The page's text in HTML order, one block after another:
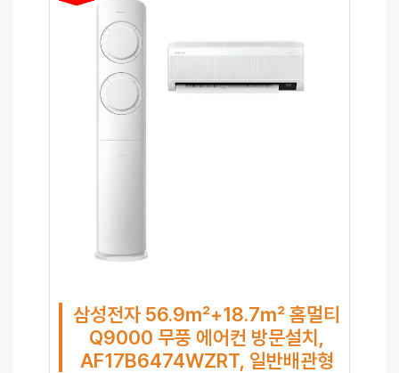
삼성전자 56.9㎡+18.7㎡ 홈멀티
Q9000 무풍 에어컨 방문설치,
AF17B6474WZRT, 일반배관형